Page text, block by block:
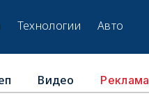
Технологии Авто
Видео Реклама